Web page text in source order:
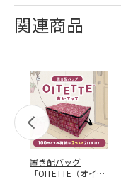
関連商品
置き配バッグ
「OITETTE（オイテ